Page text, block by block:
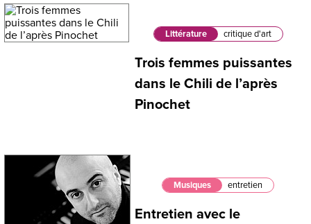
Littérature critique d'art
Trois femmes puissantes
dans le Chili de l’après
Pinochet
Musiques entretien
Entretien avec le